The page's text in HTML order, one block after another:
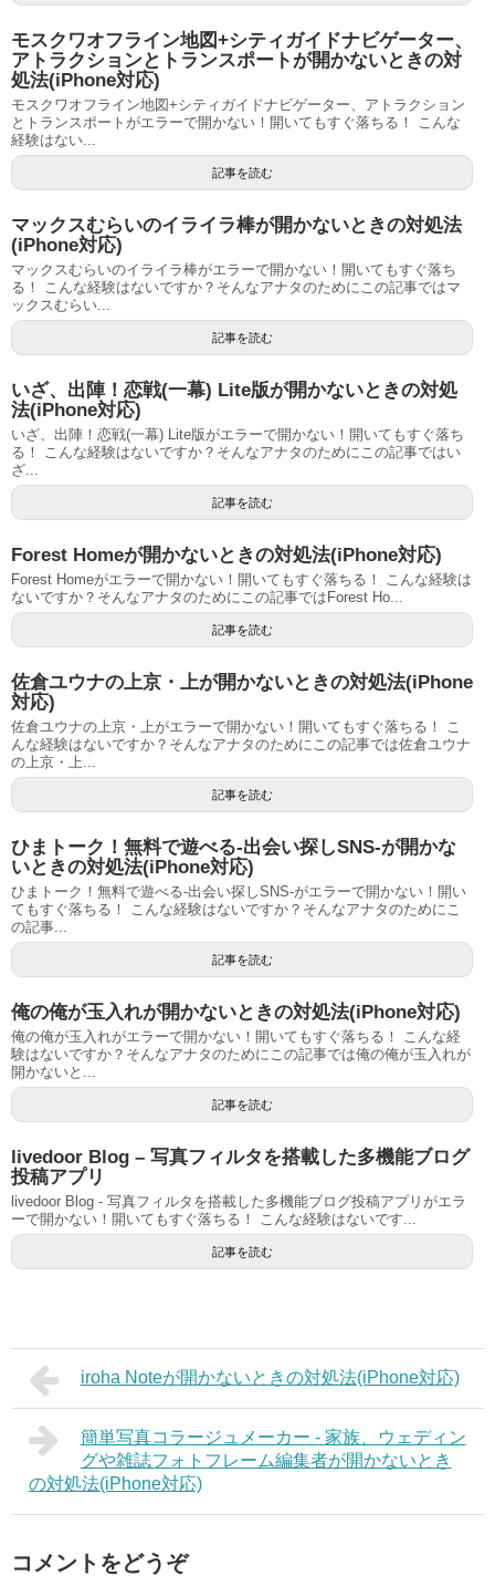
モスクワオフライン地図+シティガイドナビゲーター、
アトラクションとトランスポートが開かないときの対
処法(iPhone対応)
モスクワオフライン地図+シティガイドナビゲーター、アトラクション
とトランスポートがエラーで開かない！開いてもすぐ落ちる！ こんな
経験はない...
記事を読む
マックスむらいのイライラ棒が開かないときの対処法
(iPhone対応)
マックスむらいのイライラ棒がエラーで開かない！開いてもすぐ落ち
る！ こんな経験はないですか？そんなアナタのためにこの記事ではマ
ックスむらい...
記事を読む
いざ、出陣！恋戦(一幕) Lite版が開かないときの対処
法(iPhone対応)
いざ、出陣！恋戦(一幕) Lite版がエラーで開かない！開いてもすぐ落ち
る！ こんな経験はないですか？そんなアナタのためにこの記事ではい
ざ...
記事を読む
Forest Homeが開かないときの対処法(iPhone対応)
Forest Homeがエラーで開かない！開いてもすぐ落ちる！ こんな経験は
ないですか？そんなアナタのためにこの記事ではForest Ho...
記事を読む
佐倉ユウナの上京・上が開かないときの対処法(iPhone
対応)
佐倉ユウナの上京・上がエラーで開かない！開いてもすぐ落ちる！ こ
んな経験はないですか？そんなアナタのためにこの記事では佐倉ユウナ
の上京・上...
記事を読む
ひまトーク！無料で遊べる-出会い探しSNS-が開かな
いときの対処法(iPhone対応)
ひまトーク！無料で遊べる-出会い探しSNS-がエラーで開かない！開い
てもすぐ落ちる！ こんな経験はないですか？そんなアナタのためにこ
の記事...
記事を読む
俺の俺が玉入れが開かないときの対処法(iPhone対応)
俺の俺が玉入れがエラーで開かない！開いてもすぐ落ちる！ こんな経
験はないですか？そんなアナタのためにこの記事では俺の俺が玉入れが
開かないと...
記事を読む
livedoor Blog – 写真フィルタを搭載した多機能ブログ
投稿アプリ
livedoor Blog - 写真フィルタを搭載した多機能ブログ投稿アプリがエラ
ーで開かない！開いてもすぐ落ちる！ こんな経験はないです...
記事を読む
iroha Noteが開かないときの対処法(iPhone対応)
簡単写真コラージュメーカー - 家族、ウェディン
グや雑誌フォトフレーム編集者が開かないとき
の対処法(iPhone対応)
コメントをどうぞ